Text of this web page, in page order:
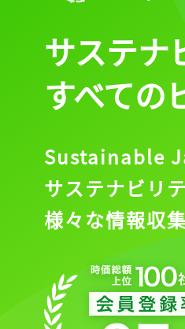
サステナ
すべての
Sustainable
サステナビリ
様々な情報収